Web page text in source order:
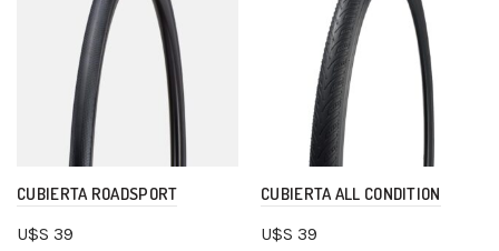
CUBIERTA ROADSPORT
U$S 39
CUBIERTA ALL CONDITION
U$S 39